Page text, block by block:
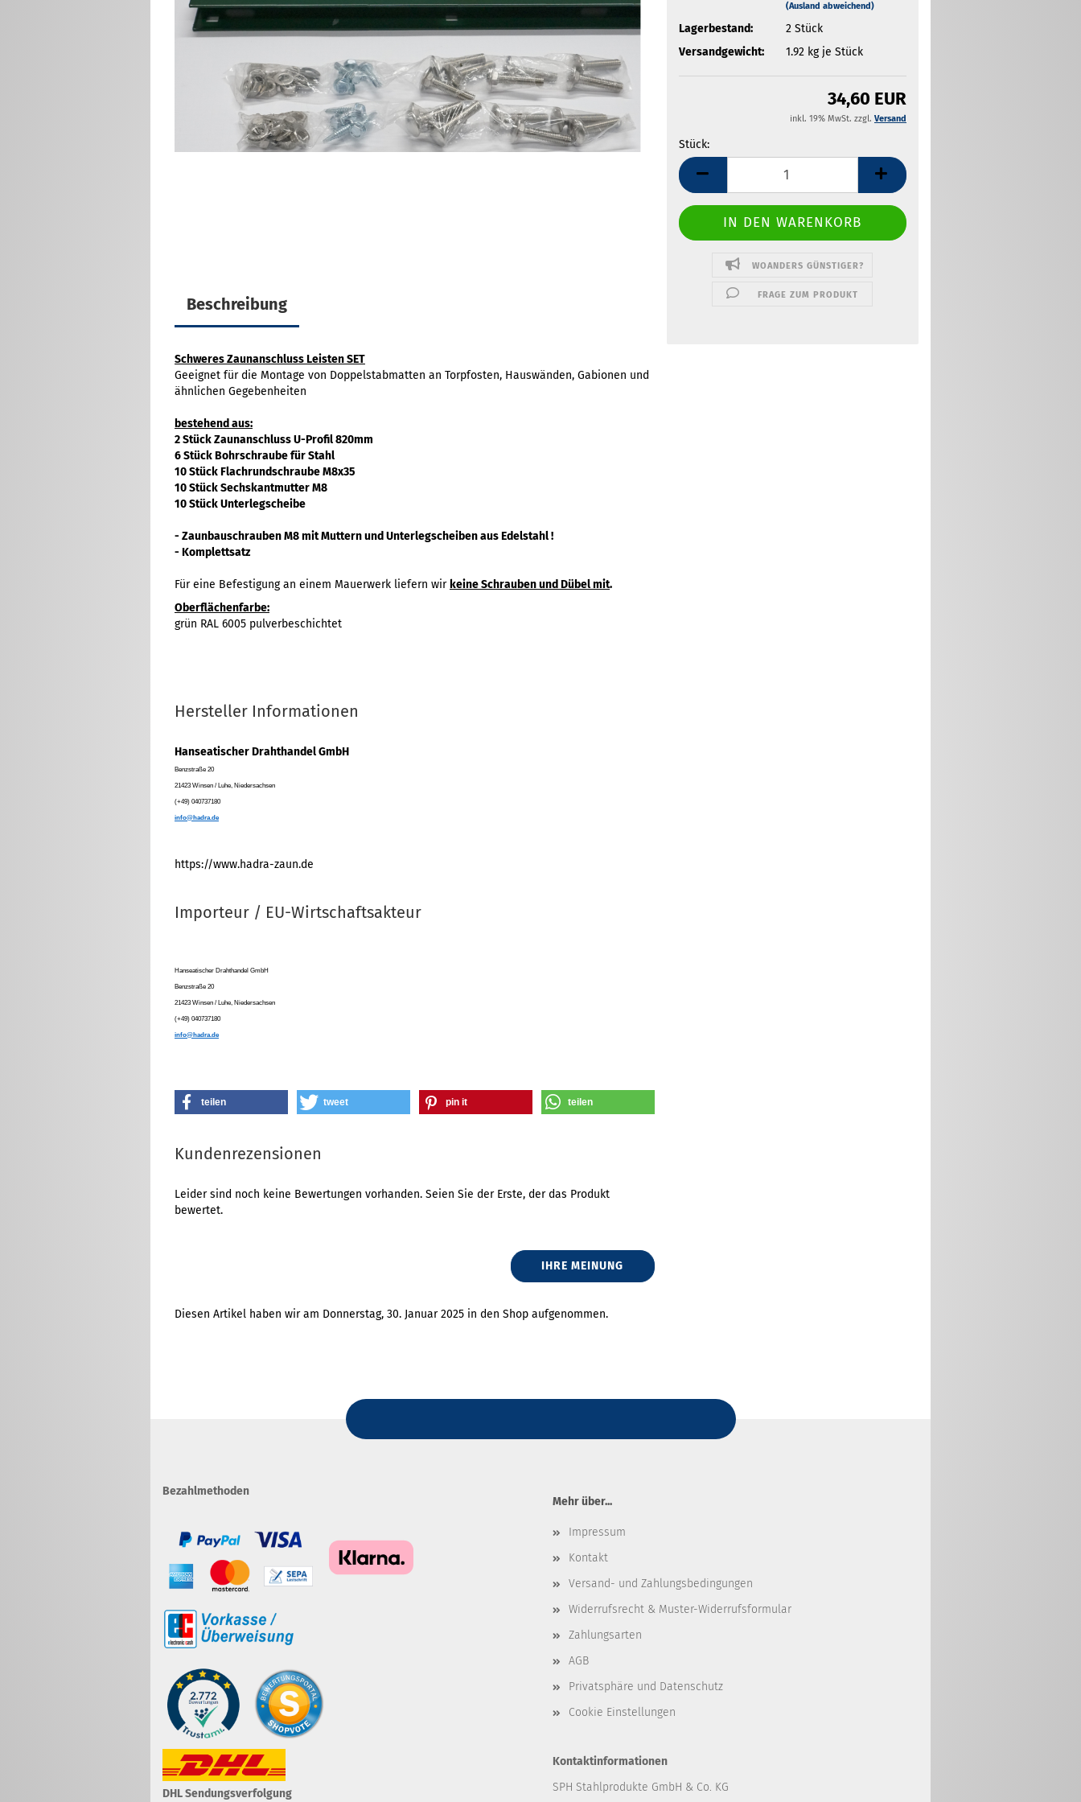
Eckverbinder für
Doppelstabmatten
Doppelstabmatten
Zaunanschlußleisten Sets
U-Verbinder für
Doppelstabmatten
Innensechskantschlüssel / Bit
(Ausland abweichend)
Lagerbestand: 2 Stück
Versandgewicht:
1.92kg je Stück
34,60 EUR
inkl. 19% MwSt. zzgl. Versand
Stück:
Stück
WOANDERS GÜNSTIGER?
FRAGE ZUM PRODUKT
Beschreibung
Schweres Zaunanschluss Leisten SET
Geeignet für die Montage von Doppelstabmatten an Torpfosten, Hauswänden, Gabionen und
ähnlichen Gegebenheiten
bestehend aus:
2 Stück Zaunanschluss U-Profil 820mm
6 Stück Bohrschraube für Stahl
10 Stück Flachrundschraube M8x35
10 Stück Sechskantmutter M8
10 Stück Unterlegscheibe
- Zaunbauschrauben M8 mit Muttern und Unterlegscheiben aus Edelstahl !
- Komplettsatz
Für eine Befestigung an einem Mauerwerk liefern wir keine Schrauben und Dübel mit.
Oberflächenfarbe:
grün RAL 6005 pulverbeschichtet
Hersteller Informationen
Hanseatischer Drahthandel GmbH
Benzstraße 20
21423 Winsen / Luhe, Niedersachsen
(+49) 040737180
info@hadra.de
https://www.hadra-zaun.de
Importeur / EU-Wirtschaftsakteur
Hanseatischer Drahthandel GmbH
Benzstraße 20
21423 Winsen / Luhe, Niedersachsen
(+49) 040737180
info@hadra.de
teilen tweet pin it teilen
Kundenrezensionen
Leider sind noch keine Bewertungen vorhanden. Seien Sie der Erste, der das Produkt
bewertet.
IHRE MEINUNG
Diesen Artikel haben wir am Donnerstag, 30. Januar 2025 in den Shop aufgenommen.
Bezahlmethoden
Mehr über...
Impressum
Kontakt
Versand- und Zahlungsbedingungen
Widerrufsrecht & Muster-Widerrufsformular
Zahlungsarten
AGB
Privatsphäre und Datenschutz
Cookie Einstellungen
DHL Sendungsverfolgung
Kontaktinformationen
SPH Stahlprodukte GmbH & Co. KG